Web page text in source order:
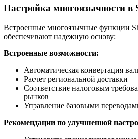
Настройка многоязычности в
Встроенные многоязычные функции
обеспечивают надежную основу:
Встроенные возможности:
Автоматическая конвертация
Расчет региональной доставки
Соответствие налоговым
рынков
Управление базовыми
Рекомендации по улучшенной